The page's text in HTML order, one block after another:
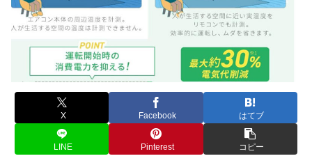
X Facebook はてブ
LINE Pinterest コピー